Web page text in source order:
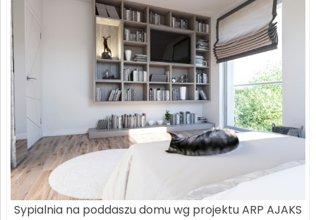
Sypialnia na poddaszu domu wg projektu ARP AJAKS